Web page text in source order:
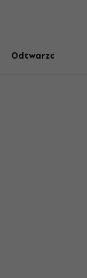
Odtwarzacze